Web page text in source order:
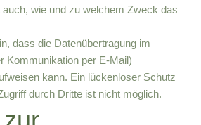
auch, wie und zu welchem Zweck das
dass die Datenübertragung im
Kommunikation per E-Mail)
kann. Ein lückenloser Schutz
durch Dritte ist nicht möglich.